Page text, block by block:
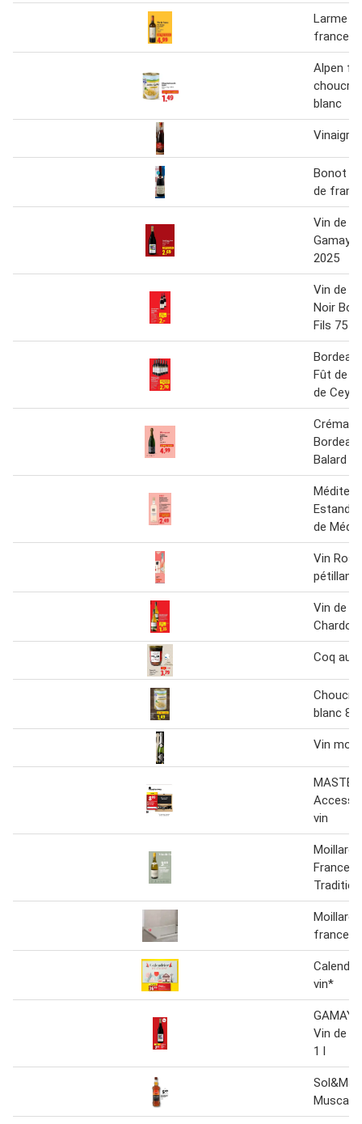
Larme
france
Alpen
blanc
Vinaigre
Bonot
de
Vin de
Gamay
2025
Vin de
Noir
Fils 75 cl
Fût de
de
Balard
de
Vin
pétillant
Vin de
Coq au
blanc
Vin
vin
Moillard
France
Moillard
france
vin*
GAMAY
Vin de
1 l
Sol&Mar
Muscat